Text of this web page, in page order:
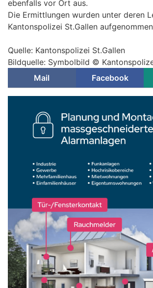
ebenfalls vor Ort aus.
Die Ermittlungen wurden unter deren
Kantonspolizei St.Gallen
Quelle: Kantonspolizei St.Gallen
Bildquelle: Symbolbild ©
Mail
Facebook